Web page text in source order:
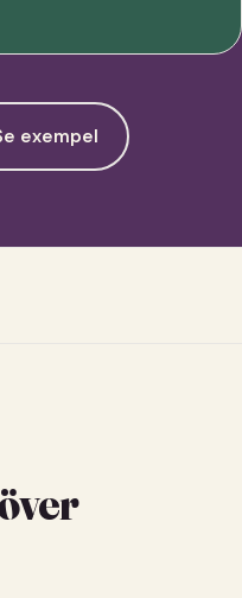
exempel